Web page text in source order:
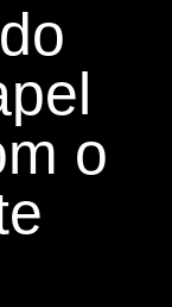
o